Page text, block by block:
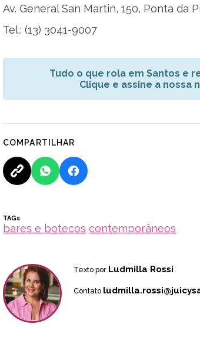
Av. General San Martin, 150, Ponta da
Tel.: (13) 3041-9007
Tudo o que rola em Santos e
Clique e assine a nossa
COMPARTILHAR
TAGs
bares e botecos contemporâneos
Texto por Ludmilla Rossi
Contato